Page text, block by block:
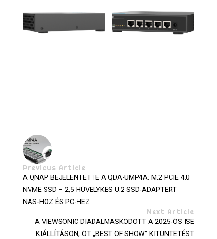
Previous Article
A QNAP BEJELENTETTE A QDA-UMP4A: M.2 PCIE 4.0
NVME SSD – 2,5 HÜVELYKES U.2 SSD-ADAPTERT
NAS-HOZ ÉS PC-HEZ
Next Article
A VIEWSONIC DIADALMASKODOTT A 2025-ÖS ISE
KIÁLLÍTÁSON, ÖT „BEST OF SHOW” KITÜNTETÉST